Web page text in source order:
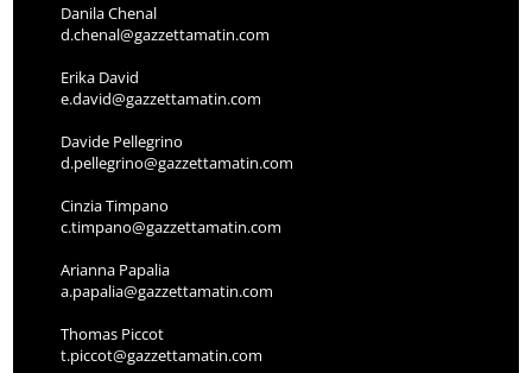
Danila Chenal
d.chenal@gazzettamatin.com
Erika David
e.david@gazzettamatin.com
Davide Pellegrino
d.pellegrino@gazzettamatin.com
Cinzia Timpano
c.timpano@gazzettamatin.com
Arianna Papalia
a.papalia@gazzettamatin.com
Thomas Piccot
t.piccot@gazzettamatin.com